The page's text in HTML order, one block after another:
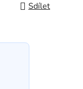
Sdílet